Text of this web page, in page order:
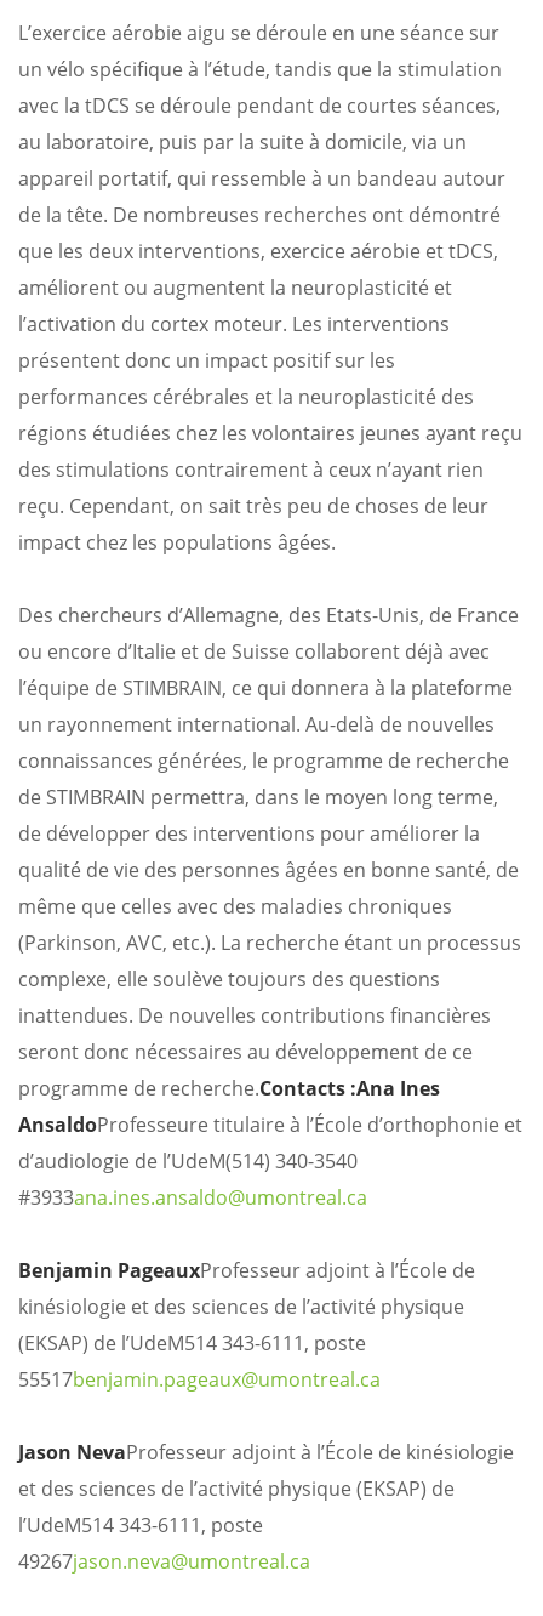
L’exercice aérobie aigu se déroule en une séance sur
un vélo spécifique à l’étude, tandis que la stimulation
avec la tDCS se déroule pendant de courtes séances,
au laboratoire, puis par la suite à domicile, via un
appareil portatif, qui ressemble à un bandeau autour
de la tête. De nombreuses recherches ont démontré
que les deux interventions, exercice aérobie et tDCS,
améliorent ou augmentent la neuroplasticité et
l’activation du cortex moteur. Les interventions
présentent donc un impact positif sur les
performances cérébrales et la neuroplasticité des
régions étudiées chez les volontaires jeunes ayant reçu
des stimulations contrairement à ceux n’ayant rien
reçu. Cependant, on sait très peu de choses de leur
impact chez les populations âgées.
Des chercheurs d’Allemagne, des Etats-Unis, de France
ou encore d’Italie et de Suisse collaborent déjà avec
l’équipe de STIMBRAIN, ce qui donnera à la plateforme
un rayonnement international. Au-delà de nouvelles
connaissances générées, le programme de recherche
de STIMBRAIN permettra, dans le moyen long terme,
de développer des interventions pour améliorer la
qualité de vie des personnes âgées en bonne santé, de
même que celles avec des maladies chroniques
(Parkinson, AVC, etc.). La recherche étant un processus
complexe, elle soulève toujours des questions
inattendues. De nouvelles contributions financières
seront donc nécessaires au développement de ce
programme de recherche.Contacts :Ana Ines
AnsaldoProfesseure titulaire à l’École d’orthophonie et
d’audiologie de l’UdeM(514) 340-3540
#3933ana.ines.ansaldo@umontreal.ca
Benjamin PageauxProfesseur adjoint à l’École de
kinésiologie et des sciences de l’activité physique
(EKSAP) de l’UdeM514 343-6111, poste
55517benjamin.pageaux@umontreal.ca
Jason NevaProfesseur adjoint à l’École de kinésiologie
et des sciences de l’activité physique (EKSAP) de
l’UdeM514 343-6111, poste
49267jason.neva@umontreal.ca